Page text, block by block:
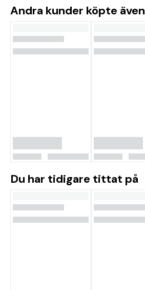
Andra kunder köpte även
Du har tidigare tittat på